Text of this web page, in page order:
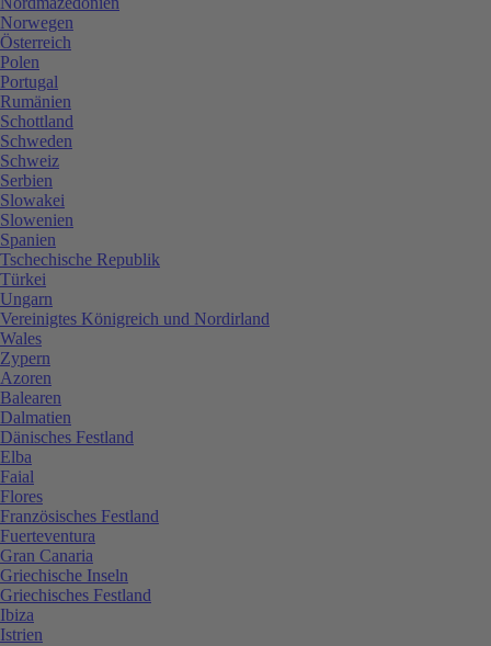
Norwegen
Österreich
Polen
Portugal
Rumänien
Schottland
Schweden
Schweiz
Serbien
Slowakei
Slowenien
Spanien
Tschechische Republik
Türkei
Ungarn
Vereinigtes Königreich und Nordirland
Wales
Zypern
Azoren
Balearen
Dalmatien
Dänisches Festland
Elba
Faial
Flores
Französisches Festland
Fuerteventura
Gran Canaria
Griechische Inseln
Griechisches Festland
Ibiza
Istrien